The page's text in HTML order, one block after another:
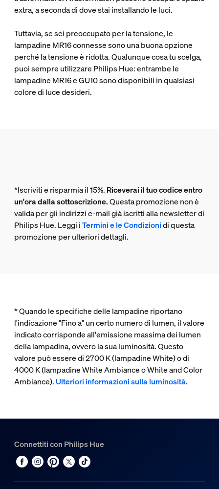
extra, a seconda di dove stai installando le luci.
Tuttavia, se sei preoccupato per la tensione, le
lampadine MR16 connesse sono una buona opzione
perché la tensione è ridotta. Qualunque cosa tu scelga,
puoi sempre utilizzare Philips Hue: entrambe le
lampadine MR16 e GU10 sono disponibili in qualsiasi
colore di luce desideri.
*Iscriviti e risparmia il 15%. Riceverai il tuo codice entro
un'ora dalla sottoscrizione.Questa promozione non è
valida per gli indirizzi e-mail già iscritti alla newsletter di
Philips Hue. Leggi iTermini e le Condizionidi questa
promozione per ulteriori dettagli.
* Quando le specifiche delle lampadine riportano
l'indicazione "Fino a" un certo numero di lumen, il valore
indicato corrisponde all'emissione massima dei lumen
della lampadina, ovvero la sua luminosità. Questo
valore può essere di 2700 K (lampadine White) o di
4000 K (lampadine White Ambiance o White and Color
Ambiance).Ulteriori informazioni sulla luminosità.
Connettiti con Philips Hue